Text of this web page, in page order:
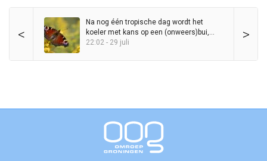
< >
Na nog één tropische dag wordt het
koeler met kans op een (onweers)bui,
maar zomer blijft in het zadel
22:02 - 29 juli